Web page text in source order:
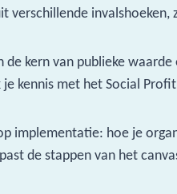
verschillende
de kern van publieke
kennis met het Social
implementatie: hoe je
de stappen van het